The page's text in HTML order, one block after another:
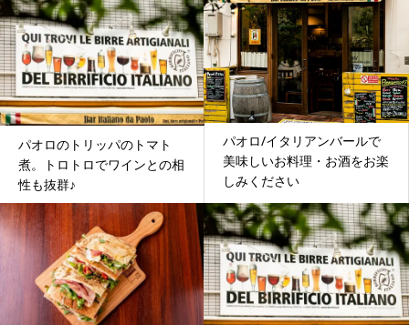
パオロのトリッパのトマト
煮。トロトロでワインとの相
性も抜群♪
パオロ/イタリアンバールで
美味しいお料理・お酒をお楽
しみください